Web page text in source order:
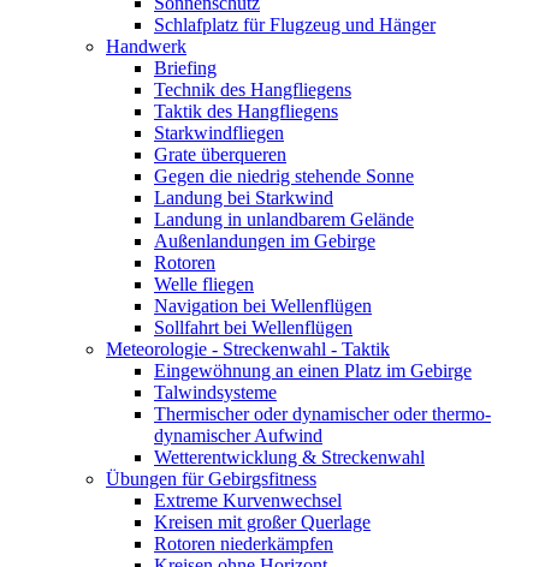
Schlafplatz für Flugzeug und Hänger
Handwerk
Briefing
Technik des Hangfliegens
Taktik des Hangfliegens
Starkwindfliegen
Grate überqueren
Gegen die niedrig stehende Sonne
Landung bei Starkwind
Landung in unlandbarem Gelände
Außenlandungen im Gebirge
Rotoren
Welle fliegen
Navigation bei Wellenflügen
Sollfahrt bei Wellenflügen
Meteorologie - Streckenwahl - Taktik
Eingewöhnung an einen Platz im Gebirge
Talwindsysteme
Thermischer oder dynamischer oder thermo-
dynamischer Aufwind
Wetterentwicklung & Streckenwahl
Übungen für Gebirgsfitness
Extreme Kurvenwechsel
Kreisen mit großer Querlage
Rotoren niederkämpfen